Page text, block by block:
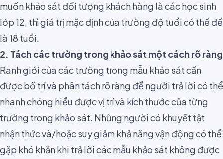
muốn khảo sát đối tượng khách hàng là các học sinh
lớp 12, thì giá trị mặc định của trường độ tuổi có thể để
là 18 tuổi.
2. Tách các trường trong khảo sát một cách rõ ràng
Ranh giới của các trường trong mẫu khảo sát cần
được bố trí và phân tách rõ ràng để người trả lời có thể
nhanh chóng hiểu được vị trí và kích thước của từng
trường trong khảo sát. Những người có khuyết tật
nhận thức và/hoặc suy giảm khả năng vận động có thể
gặp khó khăn khi trả lời các mẫu khảo sát không được